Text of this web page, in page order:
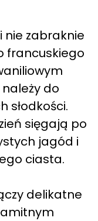
nie zabraknie
francuskiego
do
słodkości.
sięgają po
jagód i
ciasta.
delikatne